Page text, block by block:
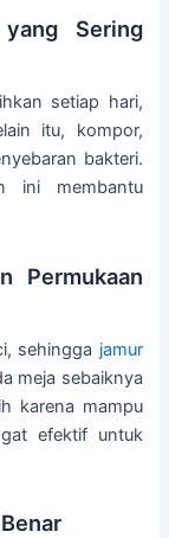
Sering
setiap hari,
itu, kompor,
bakteri.
ini membantu
Permukaan
sehingga jamur
meja sebaiknya
karena mampu
efektif untuk